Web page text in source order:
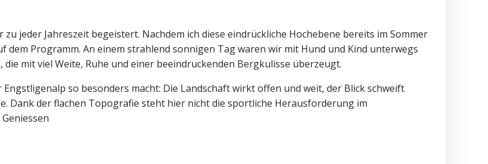
jeder Jahreszeit begeistert. Nachdem ich diese eindrückliche Hochebene bereits im Sommer
Programm. An einem strahlend sonnigen Tag waren wir mit Hund und Kind unterwegs
mit viel Weite, Ruhe und einer beeindruckenden Bergkulisse überzeugt.
so besonders macht: Die Landschaft wirkt offen und weit, der Blick schweift
Dank der flachen Topografie steht hier nicht die sportliche Herausforderung im